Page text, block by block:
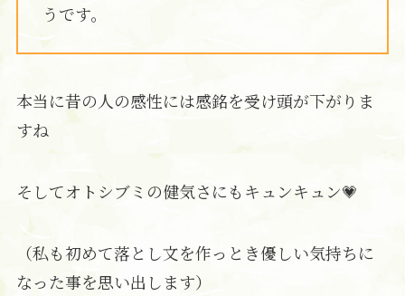
うです。
本当に昔の人の感性には感銘を受け頭が下がりま
すね
そしてオトシブミの健気さにもキュンキュン💗
（私も初めて落とし文を作っとき優しい気持ちに
なった事を思い出します）